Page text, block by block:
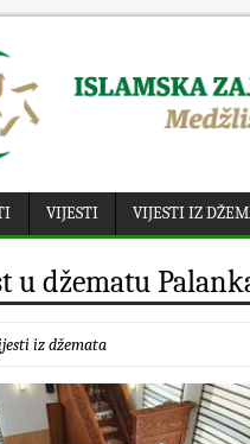
VIJESTI VIJESTI IZ
u džematu
iz džemata